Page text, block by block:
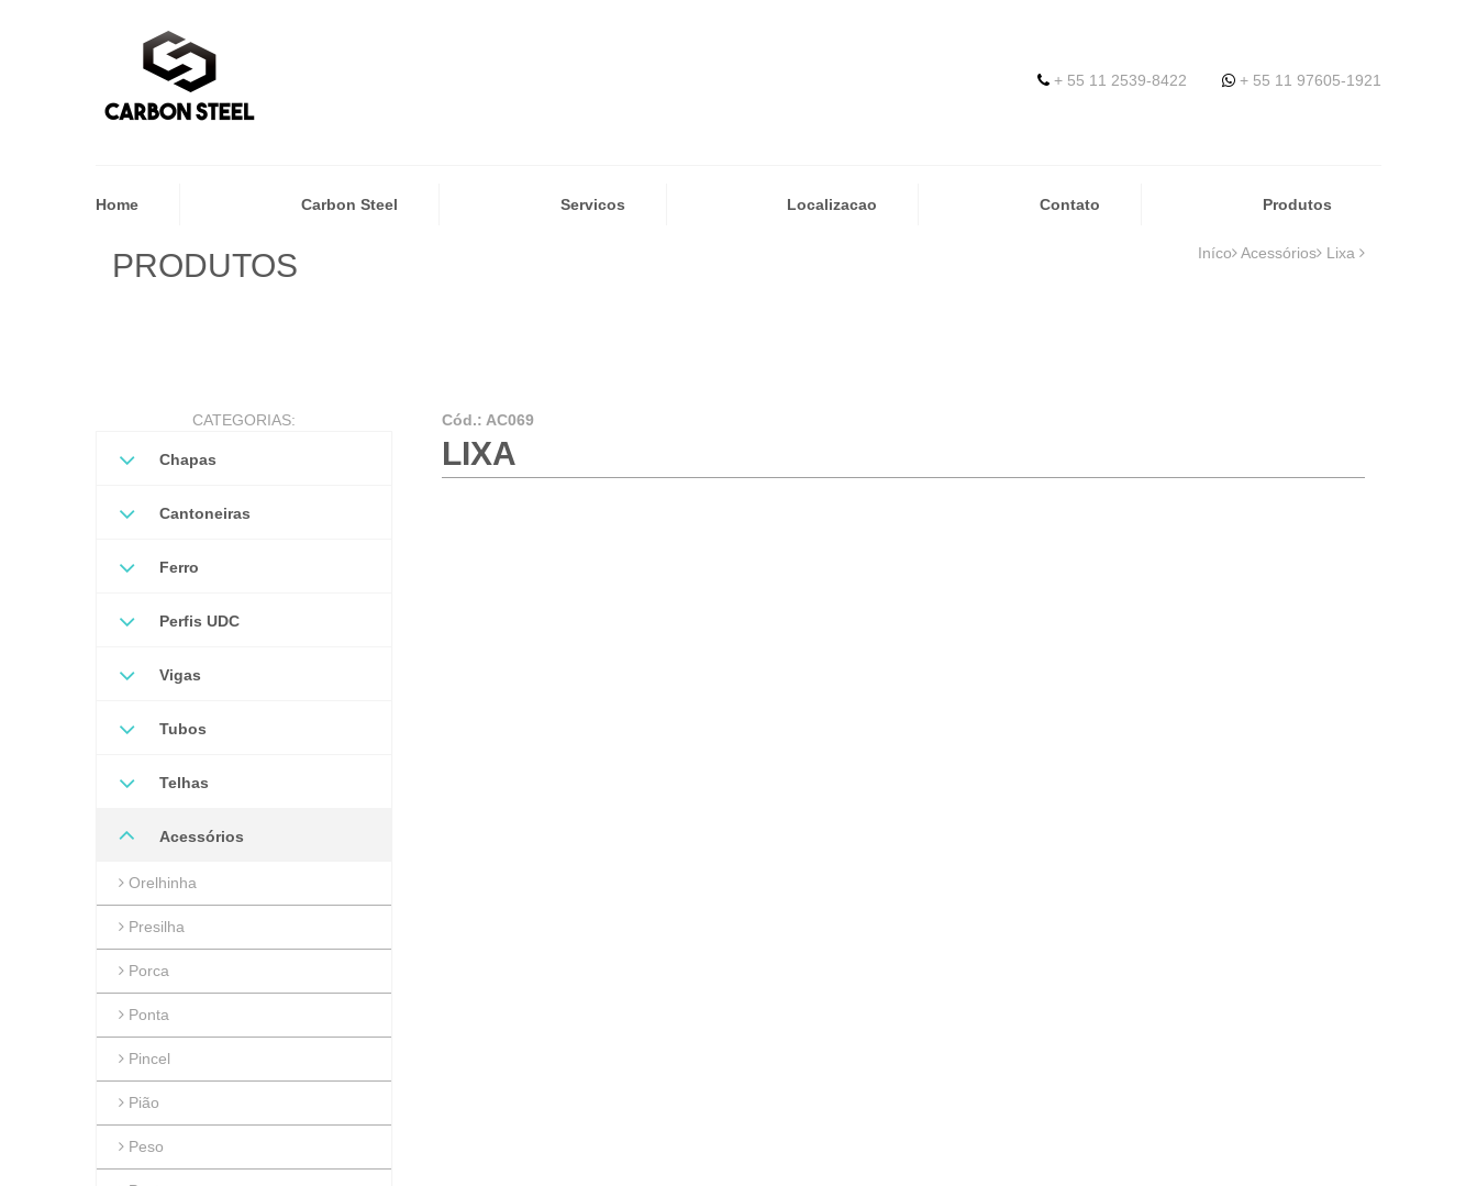
+ 55 11 2539-8422 + 55 11 97605-1921
Home Carbon Steel Servicos Localizacao Contato Produtos
PRODUTOS Iníco Acessórios Lixa
CATEGORIAS:
Chapas
Cantoneiras
Ferro
Perfis UDC
Vigas
Tubos
Telhas
Acessórios
Orelhinha
Presilha
Porca
Ponta
Pincel
Pião
Peso
Cód.: AC069
LIXA